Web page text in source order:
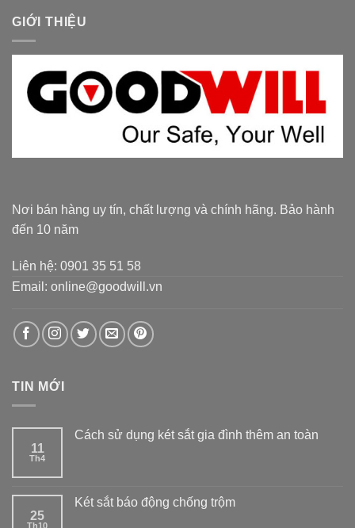
GIỚI THIỆU
Nơi bán hàng uy tín, chất lượng và chính hãng. Bảo hành
đến 10 năm
Liên hệ: 0901 35 51 58
Email: online@goodwill.vn
TIN MỚI
11
Th4
Cách sử dụng két sắt gia đình thêm an toàn
25
Th10
Két sắt báo động chống trộm